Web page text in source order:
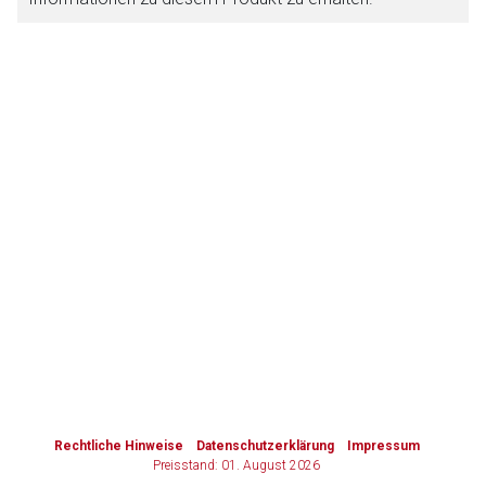
Rechtliche Hinweise Datenschutzerklärung
Impressum
Preisstand: 01. August 2026